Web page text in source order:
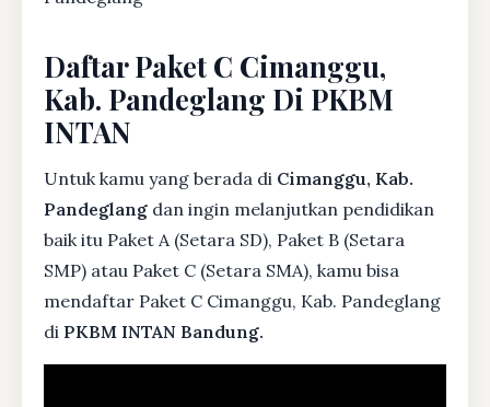
Daftar Paket C Cimanggu,
Kab. Pandeglang Di PKBM
INTAN
Untuk kamu yang berada di Cimanggu, Kab.
Pandeglang dan ingin melanjutkan pendidikan
baik itu Paket A (Setara SD), Paket B (Setara
SMP) atau Paket C (Setara SMA), kamu bisa
mendaftar Paket C Cimanggu, Kab. Pandeglang
di PKBM INTAN Bandung.